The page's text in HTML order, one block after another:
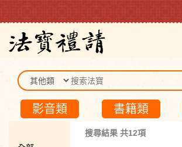
影音類 書籍類
搜尋結果 共12項